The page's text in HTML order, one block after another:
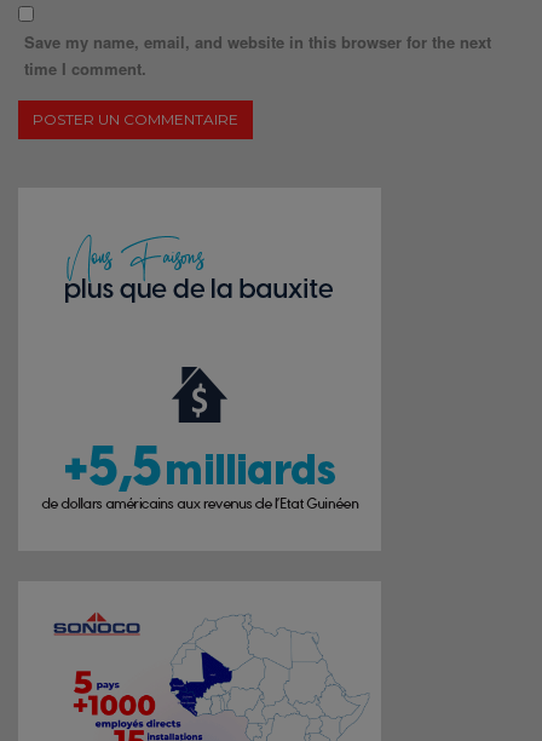
Save my name, email, and website in this browser for the next
time I comment.